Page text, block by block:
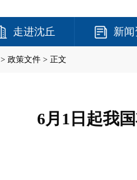
走进沈丘 新
> 政策文件 > 正文
6月1日起我